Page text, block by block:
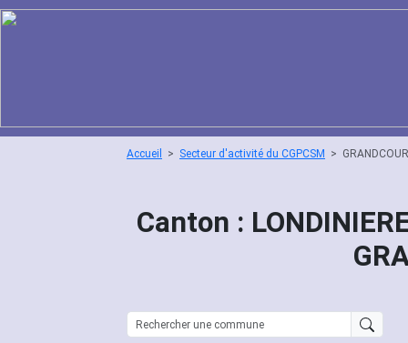
Accueil Secteur d'activité du CGPCSM
Canton :